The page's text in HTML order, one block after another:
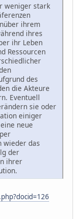
weniger stark
ihrem
ihres
ihr Leben
Ressourcen
des
die Akteure
Eventuell
sie oder
einiger
neue
wieder das
der
ihrer